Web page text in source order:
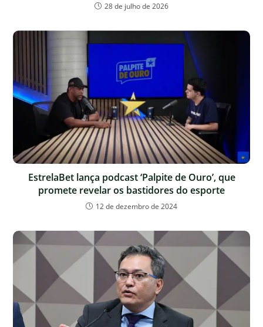
28 de julho de 2026
EstrelaBet lança podcast ‘Palpite de Ouro’, que
promete revelar os bastidores do esporte
12 de dezembro de 2024